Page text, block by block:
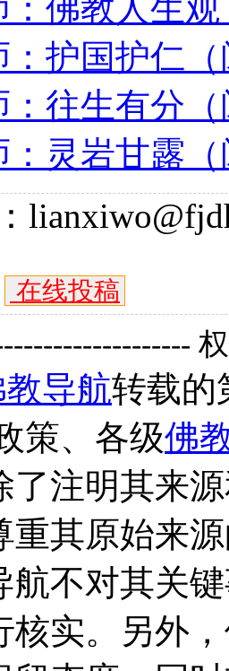
：佛教人生
：护国护仁
：往生有分
：灵岩甘露
在线投稿
导航转载的
策、各级佛
了注明其来
重其原始来
航不对其关
核实。另外